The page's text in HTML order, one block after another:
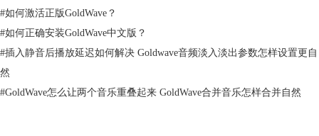
图2：GoldWave基础剪切功能
2、插入空白音频。在编辑音频的时候经常需要在某个位置插入空白音
频，在GoldWave中，直接在菜单栏找到编辑功能，选择“插入静音”功
能，在弹出的对话框中输入想要插入的时间，然后点击“OK”，就能在音
#如何激活正版GoldWave？
#如何正确安装GoldWave中文版？
#插入静音后播放延迟如何解决 Goldwave音频淡入淡出参数怎样设置更自
然
#GoldWave怎么让两个音乐重叠起来 GoldWave合并音乐怎样合并自然